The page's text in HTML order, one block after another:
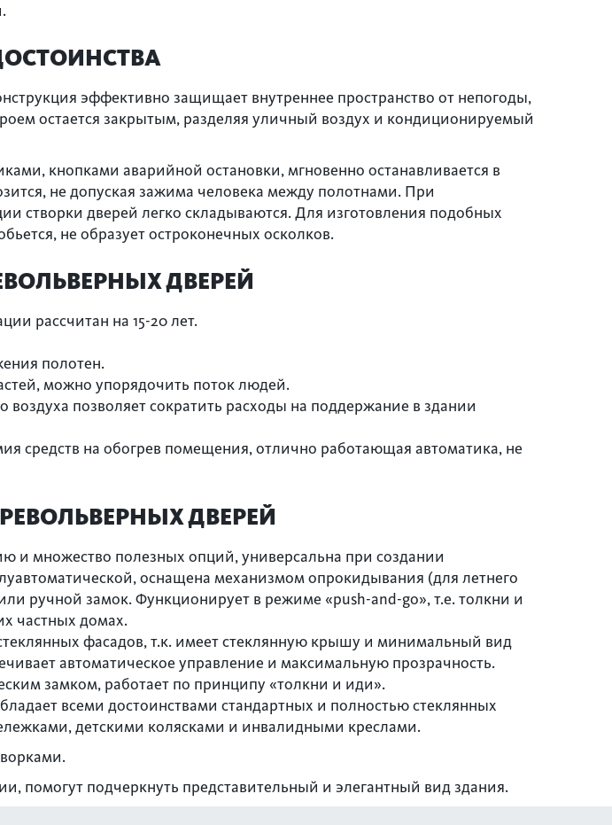
эффективно защищает внутреннее пространство от непогоды,
остается закрытым, разделяя уличный воздух и кондиционируемый
кнопками аварийной остановки, мгновенно останавливается в
не допуская зажима человека между полотнами. При
створки дверей легко складываются. Для изготовления подобных
не образует остроконечных осколков.
ДВЕРЕЙ
рассчитан на 15-20 лет.
полотен.
можно упорядочить поток людей.
позволяет сократить расходы на поддержание в здании
средств на обогрев помещения, отлично работающая автоматика, не
ДВЕРЕЙ
и множество полезных опций, универсальна при создании
оснащена механизмом опрокидывания (для летнего
ручной замок. Функционирует в режиме «push-and-go», т.е. толкни и
частных домах.
фасадов, т.к. имеет стеклянную крышу и минимальный вид
автоматическое управление и максимальную прозрачность.
замком, работает по принципу «толкни и иди».
всеми достоинствами стандартных и полностью стеклянных
детскими колясками и инвалидными креслами.
помогут подчеркнуть представительный и элегантный вид здания.